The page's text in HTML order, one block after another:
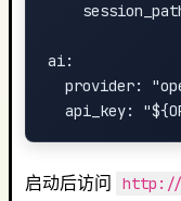
ai:
provider:
启动后访问 http://